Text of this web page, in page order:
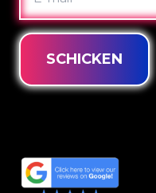
MAIL
SCHICKEN